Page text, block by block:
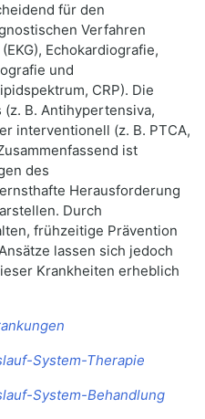
für den
Verfahren
Echokardiografie,
und
CRP). Die
B. Antihypertensiva,
interventionell (z. B. PTCA,
ist
des
Herausforderung
Durch
frühzeitige Prävention
lassen sich jedoch
Krankheiten erheblich
System-Therapie
System-Behandlung